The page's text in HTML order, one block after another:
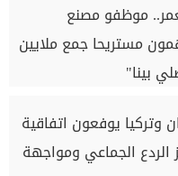
موظفو مصنع
مستريحا جمع ملايين
بينا"
وتركيا يوفعون اتفاقية
الردع الجماعي ومواجهة